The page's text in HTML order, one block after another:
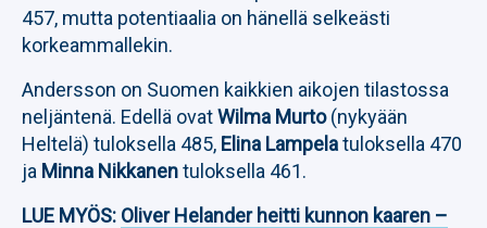
457, mutta potentiaalia on hänellä selkeästi
korkeammallekin.
Andersson on Suomen kaikkien aikojen tilastossa
neljäntenä. Edellä ovatWilma Murto(nykyään
Heltelä) tuloksella 485, Elina Lampelatuloksella 470
ja Minna Nikkanentuloksella 461.
LUE MYÖS: Oliver Helander heitti kunnon kaaren –